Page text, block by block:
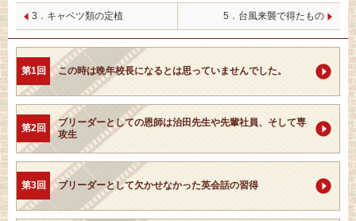
3．キャベツ類の定植 5．台風来襲で得たもの
第1回 この時は晩年校長になるとは思っていませんでした。
第2回
ブリーダーとしての恩師は治田先生や先輩社員、そして専
攻生
第3回 ブリーダーとして欠かせなかった英会話の習得